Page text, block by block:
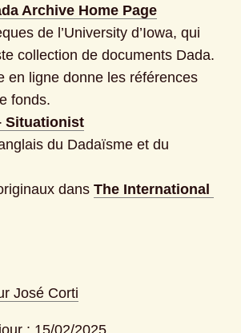
Archive Home Page
de l’University d’Iowa, qui
collection de documents Dada.
en ligne donne les références
fonds.
Situationist
du Dadaïsme et du
dans The International
José Corti
: 15/02/2025